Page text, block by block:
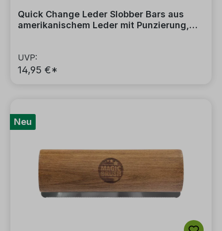
Quick Change Leder Slobber Bars aus
amerikanischem Leder mit Punzierung,
UVP:
14,95 €*
Neu